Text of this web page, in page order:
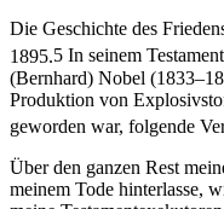
Die Geschichte des
1895.5 In seinem
(Bernhard) Nobel
Produktion von
geworden war, folgende
Über den ganzen Rest
meinem Tode hinterlasse,